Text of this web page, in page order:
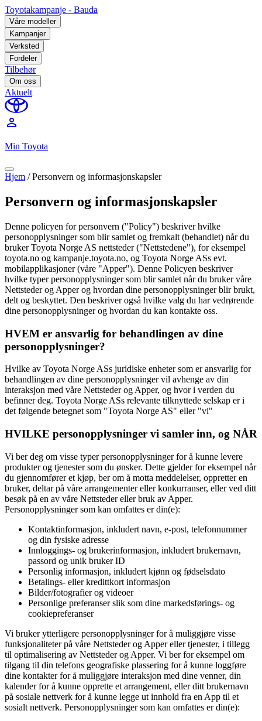
Toyotakampanje - Bauda
Våre modeller
Kampanjer
Verksted
Fordeler
Tilbehør
Om oss
Aktuelt
perm_identity
Min Toyota
Hjem /Personvern og informasjonskapsler
Personvern og informasjonskapsler
Denne policyen for personvern ("Policy") beskriver hvilke
personopplysninger som blir samlet og fremkalt (behandlet) når du
bruker Toyota Norge AS nettsteder ("Nettstedene"), for eksempel
toyota.no og kampanje.toyota.no, og Toyota Norge ASs evt.
mobilapplikasjoner (våre "Apper"). Denne Policyen beskriver
hvilke typer personopplysninger som blir samlet når du bruker våre
Nettsteder og Apper og hvordan dine personopplysninger blir brukt,
delt og beskyttet. Den beskriver også hvilke valg du har vedrørende
dine personopplysninger og hvordan du kan kontakte oss.
HVEM er ansvarlig for behandlingen av dine
personopplysninger?
Hvilke av Toyota Norge ASs juridiske enheter som er ansvarlig for
behandlingen av dine personopplysninger vil avhenge av din
interaksjon med våre Nettsteder og Apper, og hvor i verden du
befinner deg. Toyota Norge ASs relevante tilknyttede selskap er i
det følgende betegnet som "Toyota Norge AS" eller "vi"
HVILKE personopplysninger vi samler inn, og NÅR
Vi ber deg om visse typer personopplysninger for å kunne levere
produkter og tjenester som du ønsker. Dette gjelder for eksempel når
du gjennomfører et kjøp, ber om å motta meddelelser, oppretter en
bruker, deltar på våre arrangementer eller konkurranser, eller ved ditt
besøk på en av våre Nettsteder eller bruk av Apper.
Personopplysninger som kan omfattes er din(e):
Kontaktinformasjon, inkludert navn, e-post, telefonnummer
og din fysiske adresse
Innloggings- og brukerinformasjon, inkludert brukernavn,
passord og unik bruker ID
Personlig informasjon, inkludert kjønn og fødselsdato
Betalings- eller kredittkort informasjon
Bilder/fotografier og videoer
Personlige preferanser slik som dine markedsførings- og
cookiepreferanser
Vi bruker ytterligere personopplysninger for å muliggjøre visse
funksjonaliteter på våre Nettsteder og Apper eller tjenester, i tillegg
til optimalisering av Nettsteder og Apper. Vi ber for eksempel om
tilgang til din telefons geografiske plassering for å kunne loggføre
dine kontakter for å muliggjøre interaksjon med dine venner, din
kalender for å kunne opprette et arrangement, eller ditt brukernavn
på sosiale nettverk for å kunne legge ut innhold fra en App til et
sosialt nettverk. Personopplysninger som kan omfattes er din(e):